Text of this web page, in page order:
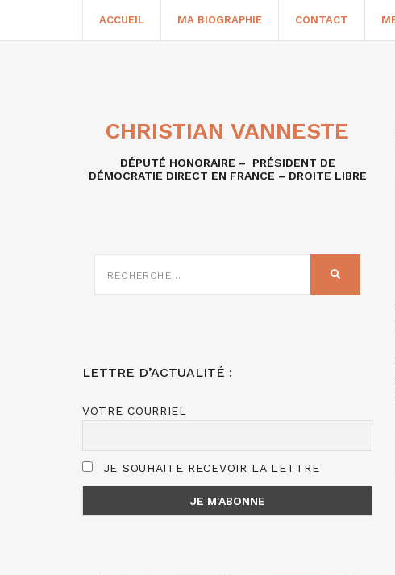
ACCUEIL MA BIOGRAPHIE CONTACT
CHRISTIAN VANNESTE
DÉPUTÉ HONORAIRE – PRÉSIDENT DE
DÉMOCRATIE DIRECT EN FRANCE – DROITE LIBRE
SUR
LETTRE D’ACTUALITÉ :
VOTRE COURRIEL
JE SOUHAITE RECEVOIR LA LETTRE